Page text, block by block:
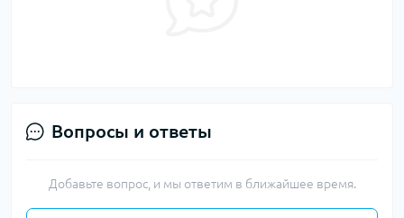
Вопросы и ответы
Добавьте вопрос, и мы ответим в ближайшее время.